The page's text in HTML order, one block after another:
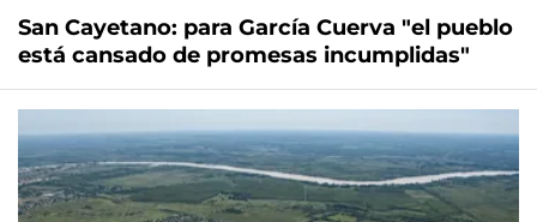
San Cayetano: para García Cuerva "el pueblo
está cansado de promesas incumplidas"